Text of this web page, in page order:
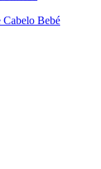
Cabelo Bebé